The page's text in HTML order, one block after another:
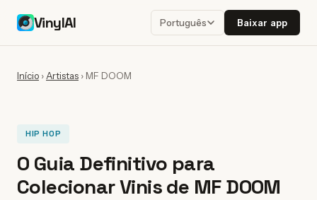
VinylAI Português Baixar app
Início › Artistas › MF DOOM
HIP HOP
O Guia Definitivo para
Colecionar Vinis de MF DOOM